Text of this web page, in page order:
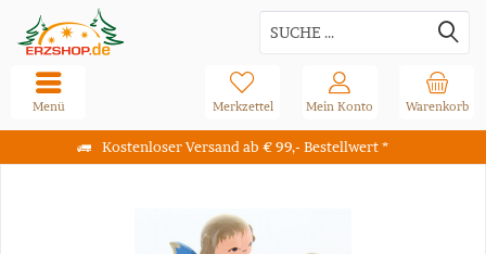
Kostenloser Versand ab € 99,- Bestellwert *
Warenkorb
Merkzettel Mein Konto
Menü